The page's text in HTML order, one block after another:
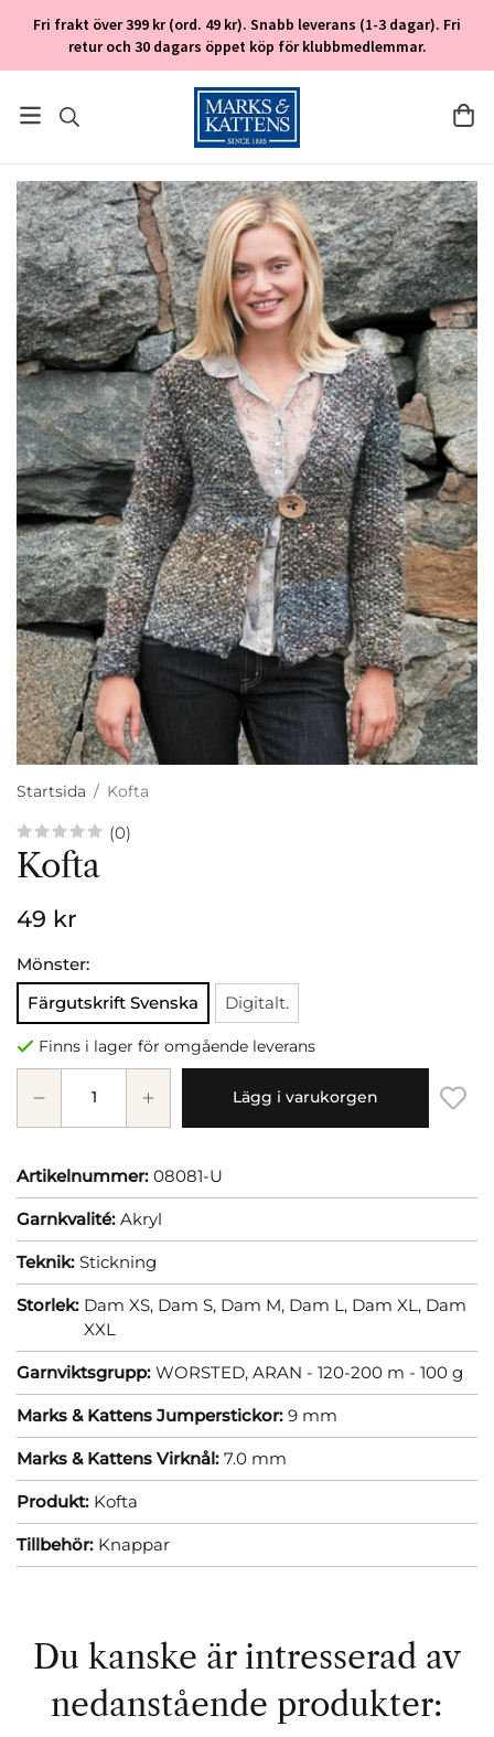
Fri frakt över 399 kr (ord. 49 kr). Snabb leverans (1-3 dagar). Fri
retur och 30 dagars öppet köp för klubbmedlemmar.
Startsida / Kofta
(0)
Kofta
49 kr
Mönster:
Färgutskrift Svenska
Digitalt.
Finns i lager för omgående leverans
Lägg i varukorgen
Artikelnummer: 08081-U
Garnkvalité: Akryl
Teknik: Stickning
Storlek: Dam XS, Dam S, Dam M, Dam L, Dam XL, Dam
XXL
Garnviktsgrupp: WORSTED, ARAN - 120-200 m - 100 g
Marks & Kattens Jumperstickor: 9 mm
Marks & Kattens Virknål: 7.0 mm
Produkt: Kofta
Tillbehör: Knappar
Du kanske är intresserad av
nedanstående produkter: